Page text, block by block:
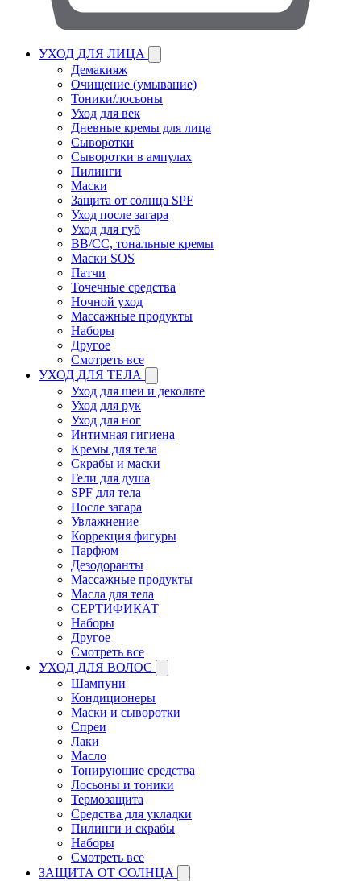
УХОД ДЛЯ ЛИЦА
Демакияж
Очищение (умывание)
Тоники/лосьоны
Уход для век
Дневные кремы для лица
Сыворотки
Сыворотки в ампулах
Пилинги
Маски
Защита от солнца SPF
Уход после загара
Уход для губ
BB/CC, тональные кремы
Маски SOS
Патчи
Точечные средства
Ночной уход
Массажные продукты
Наборы
Другое
Смотреть все
УХОД ДЛЯ ТЕЛА
Уход для шеи и декольте
Уход для рук
Уход для ног
Интимная гигиена
Кремы для тела
Скрабы и маски
Гели для душа
SPF для тела
После загара
Увлажнение
Коррекция фигуры
Парфюм
Дезодоранты
Массажные продукты
Масла для тела
СЕРТИФИКАТ
Наборы
Другое
Смотреть все
УХОД ДЛЯ ВОЛОС
Шампуни
Кондиционеры
Маски и сыворотки
Спреи
Лаки
Масло
Тонирующие средства
Лосьоны и тоники
Термозащита
Средства для укладки
Пилинги и скрабы
Наборы
Смотреть все
ЗАЩИТА ОТ СОЛНЦА